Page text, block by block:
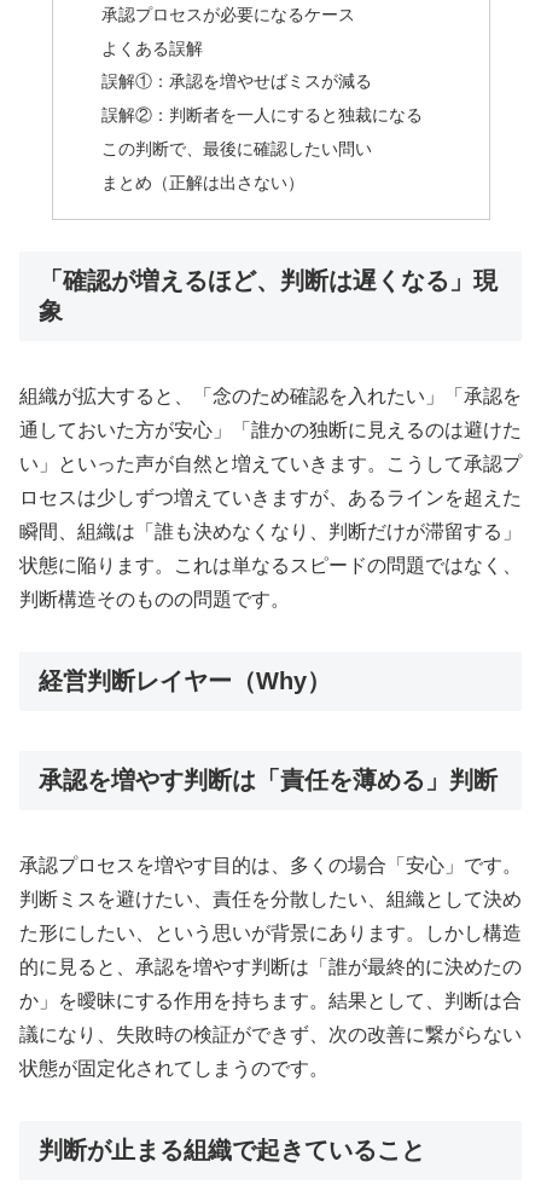
承認プロセスが必要になるケース
よくある誤解
誤解①：承認を増やせばミスが減る
誤解②：判断者を一人にすると独裁になる
この判断で、最後に確認したい問い
まとめ（正解は出さない）
「確認が増えるほど、判断は遅くなる」現
象
組織が拡大すると、「念のため確認を入れたい」「承認を
通しておいた方が安心」「誰かの独断に見えるのは避けた
い」といった声が自然と増えていきます。こうして承認プ
ロセスは少しずつ増えていきますが、あるラインを超えた
瞬間、組織は「誰も決めなくなり、判断だけが滞留する」
状態に陥ります。これは単なるスピードの問題ではなく、
判断構造そのものの問題です。
経営判断レイヤー（Why）
承認を増やす判断は「責任を薄める」判断
承認プロセスを増やす目的は、多くの場合「安心」です。
判断ミスを避けたい、責任を分散したい、組織として決め
た形にしたい、という思いが背景にあります。しかし構造
的に見ると、承認を増やす判断は「誰が最終的に決めたの
か」を曖昧にする作用を持ちます。結果として、判断は合
議になり、失敗時の検証ができず、次の改善に繋がらない
状態が固定化されてしまうのです。
判断が止まる組織で起きていること